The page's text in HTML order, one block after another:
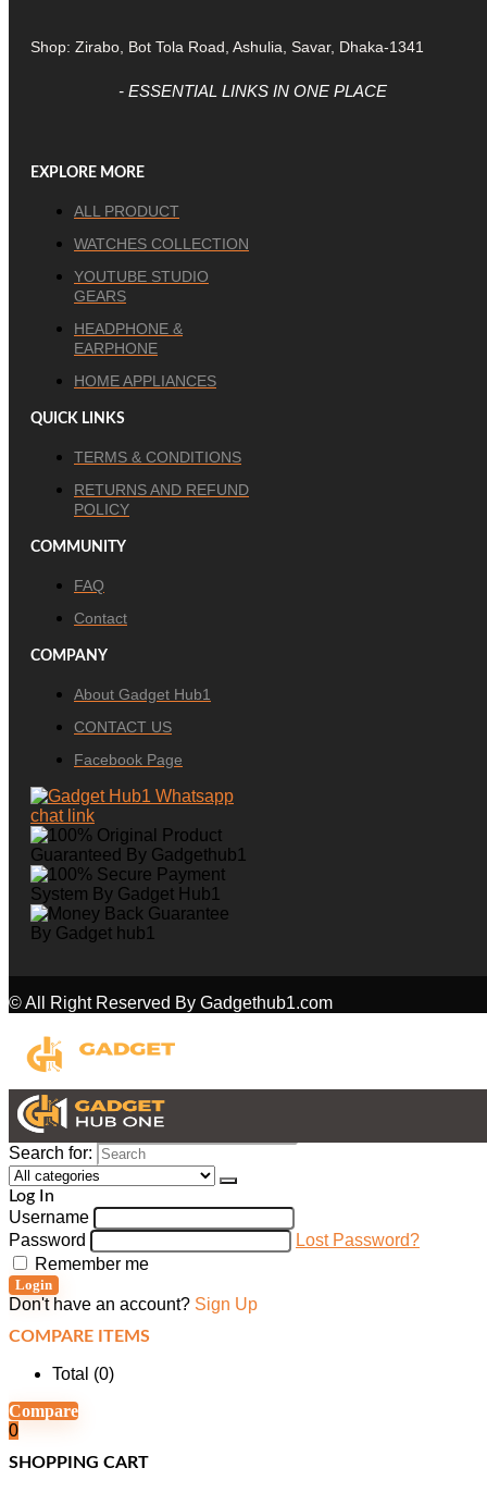
Shop: Zirabo, Bot Tola Road, Ashulia, Savar, Dhaka-1341
- ESSENTIAL LINKS IN ONE PLACE
EXPLORE MORE
ALL PRODUCT
WATCHES COLLECTION
YOUTUBE STUDIO
GEARS
HEADPHONE &
EARPHONE
HOME APPLIANCES
QUICK LINKS
TERMS & CONDITIONS
RETURNS AND REFUND
POLICY
COMMUNITY
FAQ
Contact
COMPANY
About Gadget Hub1
CONTACT US
Facebook Page
© All Right Reserved By Gadgethub1.com
Search for:
Log In
Username
Password
Lost Password?
Remember me
Login
Don't have an account? Sign Up
COMPARE ITEMS
Total (0)
Compare
0
SHOPPING CART